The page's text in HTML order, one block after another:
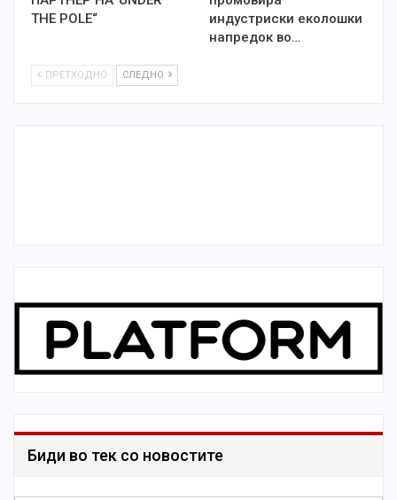
THE POLE“
индустриски еколошки
напредок во…
ПРЕТХОДНО СЛЕДНО
Биди во тек со новостите